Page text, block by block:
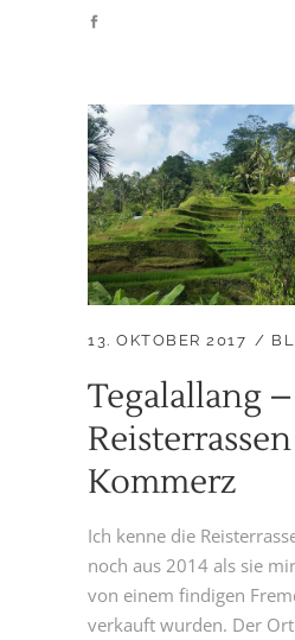
13. OKTOBER 2017
Tegalallang –
Kommerz
Ich kenne die
noch aus 2014 als sie
von einem findigen
verkauft wurden. Der